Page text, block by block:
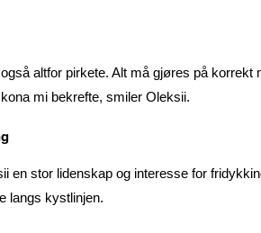
altfor pirkete. Alt må gjøres på korrekt
mi bekrefte, smiler Oleksii.
en stor lidenskap og interesse for
langs kystlinjen.